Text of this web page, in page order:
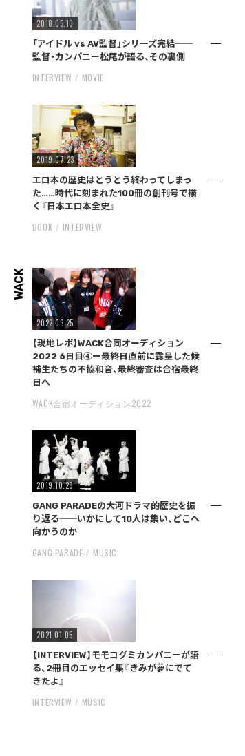
2018.05.10
「アイドル vs AV監督」シリーズ完結──
監督・カンパニー松尾が語る、その裏側
INTERVIEW MOVIE
2019.07.23
エロ本の歴史はとうとう終わってしまっ
た……時代に刻まれた100冊の創刊号で描
く『日本エロ本全史』
BOOK INTERVIEW
WACK
2022.03.25
【現地レポ】WACK合同オーディション
2022 6日目④ー最終日直前に露呈した候
補生たちの不協和音、最終審査は合宿最終
日へ
WACK合宿オーディション2022
2019.10.28
GANG PARADEの大河ドラマ的歴史を振
り返る──いかにして10人は集い、どこへ
向かうのか
GANG PARADE MUSIC
2021.01.05
【INTERVIEW】モモコグミカンパニーが語
る、2冊目のエッセイ集『きみが夢にでて
きたよ』
INTERVIEW MUSIC